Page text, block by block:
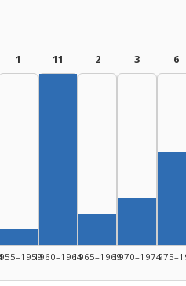
1950–1954: 3
1
Szerző, 1955–1959: 1
11
1960–1964
2
1965–1969
3
1970–1974
6